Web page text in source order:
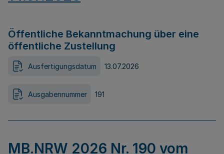
Öffentliche Bekanntmachung über eine
öffentliche Zustellung
Ausfertigungsdatum 13.07.2026
Ausgabennummer 191
MB.NRW 2026 Nr. 190 vom